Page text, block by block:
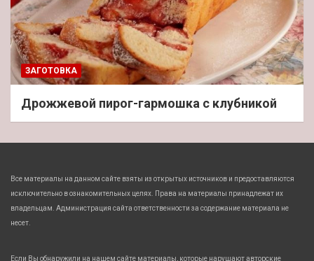
ЗАГОТОВКА
Дрожжевой пирог-гармошка с клубникой
Все материалы на данном сайте взяты из открытых источников и предоставляются
исключительно в ознакомительных целях. Права на материалы принадлежат их
владельцам. Администрация сайта ответственности за содержание материала не
несет.
Если Вы обнаружили на нашем сайте материалы, которые нарушают авторские